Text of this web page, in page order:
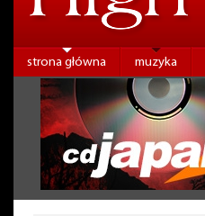
strona główna muzyka